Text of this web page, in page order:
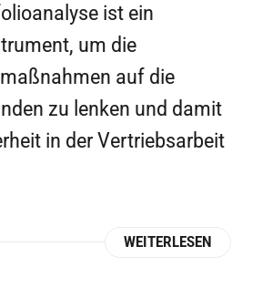
ist ein
um die
auf die
zu lenken und damit
in der Vertriebsarbeit
WEITERLESEN